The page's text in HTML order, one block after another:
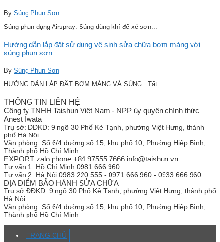
By Súng Phun Sơn
Súng phun dạng Airspray: Súng dùng khí để xé sơn...
Hướng dẫn lắp đặt sử dụng vệ sinh sửa chữa bơm màng với
súng phun sơn
By Súng Phun Sơn
HƯỚNG DẪN LẮP ĐẶT BƠM MÀNG VÀ SÚNG Tất...
THÔNG TIN LIÊN HỆ
Công ty TNHH Taishun Việt Nam - NPP ủy quyền chính thức
Anest Iwata
Trụ sở: ĐĐKD: 9 ngõ 30 Phố Kẻ Tạnh, phường Việt Hưng, thành
phố Hà Nội
Văn phòng: Số 6/4 đường số 15, khu phố 10, Phường Hiệp Bình,
Thành phố Hồ Chí Minh
EXPORT zalo phone +84 97555 7666 info@taishun.vn
Tư vấn 1: Hồ Chí Minh 0981 666 960
Tư vấn 2: Hà Nội 0983 220 555 - 0971 666 960 - 0933 666 960
ĐỊA ĐIỂM BẢO HÀNH SỬA CHỮA
Trụ sở ĐĐKD: 9 ngõ 30 Phố Kẻ Tạnh, phường Việt Hưng, thành phố
Hà Nội
Văn phòng: Số 6/4 đường số 15, khu phố 10, Phường Hiệp Bình,
Thành phố Hồ Chí Minh
TRANG CHỦ